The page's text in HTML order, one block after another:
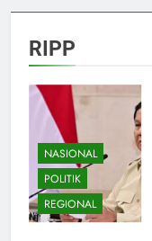
RIPP
NASIONAL
POLITIK
REGIONAL